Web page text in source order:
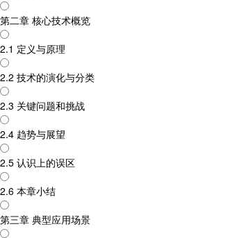
第二章 核心技术概览
2.1 定义与原理
2.2 技术的演化与分类
2.3 关键问题和挑战
2.4 趋势与展望
2.5 认识上的误区
2.6 本章小结
第三章 典型应用场景